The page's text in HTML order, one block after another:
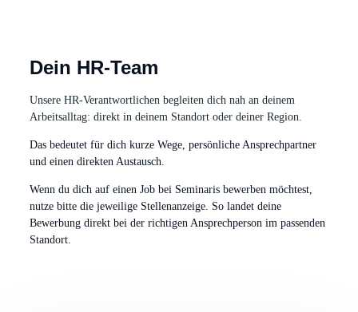
Dein HR-Team
Unsere HR-Verantwortlichen begleiten dich nah an deinem
Arbeitsalltag: direkt in deinem Standort oder deiner Region.
Das bedeutet für dich kurze Wege, persönliche Ansprechpartner
und einen direkten Austausch.
Wenn du dich auf einen Job bei Seminaris bewerben möchtest,
nutze bitte die jeweilige Stellenanzeige. So landet deine
Bewerbung direkt bei der richtigen Ansprechperson im passenden
Standort.